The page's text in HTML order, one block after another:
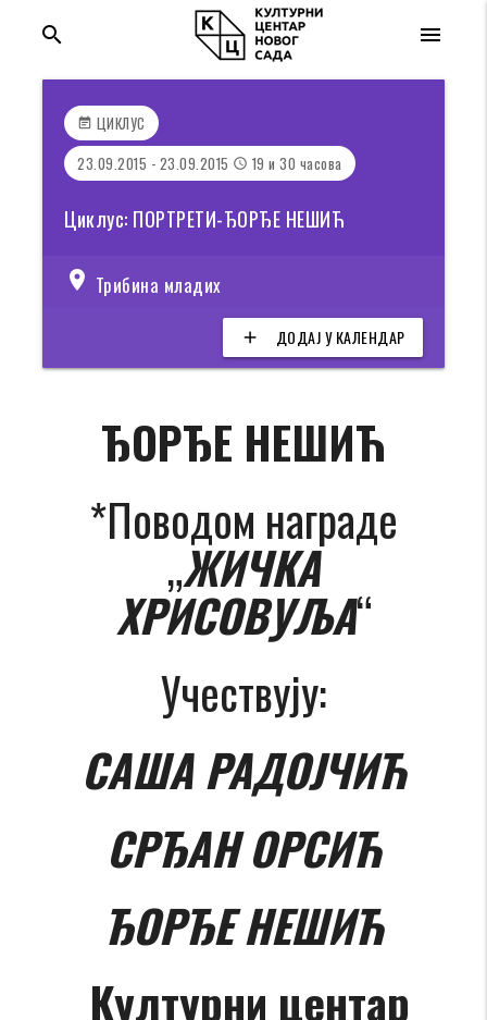
menu
search
event_note ЦИКЛУС
23.09.2015 - 23.09.2015 access_time 19 и 30 часова
Циклус: ПОРТРЕТИ-ЂОРЂЕ НЕШИЋ
location_on Трибина младих
add ДОДАЈ У КАЛЕНДАР
ЂОРЂЕ НЕШИЋ
*Поводом награде
„ЖИЧКА
ХРИСОВУЉА“
Учествују:
САША РАДОЈЧИЋ
СРЂАН ОРСИЋ
ЂОРЂЕ НЕШИЋ
Културни центар